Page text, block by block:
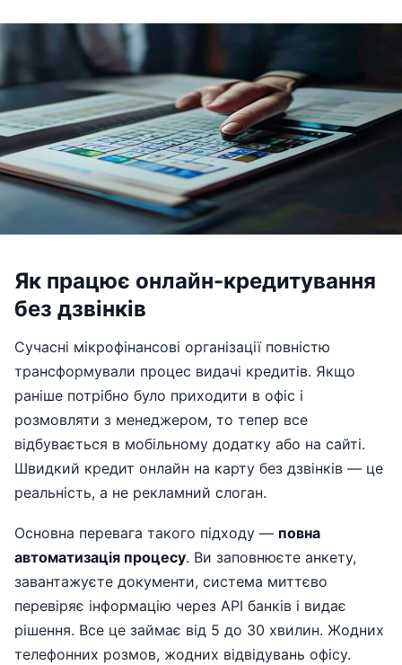
Як працює онлайн-кредитування
без дзвінків
Сучасні мікрофінансові організації повністю
трансформували процес видачі кредитів. Якщо
раніше потрібно було приходити в офіс і
розмовляти з менеджером, то тепер все
відбувається в мобільному додатку або на сайті.
Швидкий кредит онлайн на карту без дзвінків — це
реальність, а не рекламний слоган.
Основна перевага такого підходу — повна
автоматизація процесу. Ви заповнюєте анкету,
завантажуєте документи, система миттєво
перевіряє інформацію через API банків і видає
рішення. Все це займає від 5 до 30 хвилин. Жодних
телефонних розмов, жодних відвідувань офісу.